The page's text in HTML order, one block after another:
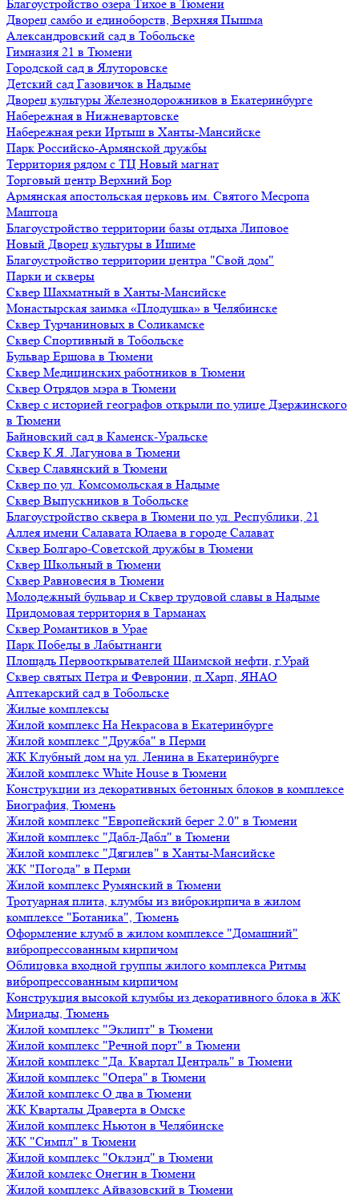
Благоустройство озера Тихое в Тюмени
Дворец самбо и единоборств, Верхняя Пышма
Александровский сад в Тобольске
Гимназия 21 в Тюмени
Городской сад в Ялуторовске
Детский сад Газовичок в Надыме
Дворец культуры Железнодорожников в Екатеринбурге
Набережная в Нижневартовске
Набережная реки Иртыш в Ханты-Мансийске
Парк Российско-Армянской дружбы
Территория рядом с ТЦ Новый магнат
Торговый центр Верхний Бор
Армянская апостольская церковь им. Святого Месропа
Маштоца
Благоустройство территории базы отдыха Липовое
Нoвый Двoрeц культуры в Ишимe
Благоустройство территории центра "Свой дом"
Парки и скверы
Сквер Шахматный в Ханты-Мансийске
Монастырская заимка «Плодушка» в Челябинске
Сквер Турчаниновых в Соликамске
Сквер Спортивный в Тобольске
Бульвар Ершова в Тюмени
Сквер Медицинских работников в Тюмени
Сквер Отрядов мэра в Тюмени
Сквер с историей географов открыли по улице Дзержинского
в Тюмени
Байновский сад в Каменск-Уральске
Сквер К.Я. Лагунова в Тюмени
Сквер Славянский в Тюмени
Сквер по ул. Комсомольская в Надыме
Сквер Выпускников в Тобольске
Благоустройство сквера в Тюмени по ул. Республики, 21
Аллея имени Салавата Юлаева в городе Салават
Сквер Болгаро-Советской дружбы в Тюмени
Сквер Школьный в Тюмени
Сквер Равновесия в Тюмени
Молодежный бульвар и Сквер трудовой славы в Надыме
Придомовая территория в Тарманах
Сквер Романтиков в Урае
Парк Победы в Лабытнанги
Площадь Первооткрывателей Шаимской нефти, г.Урай
Сквер святых Петра и Февронии, п.Харп, ЯНАО
Аптекарский сад в Тобольске
Жилые комплексы
Жилой комплекс На Некрасова в Екатеринбурге
Жилой комплекс "Дружба" в Перми
ЖК Клубный дом на ул. Ленина в Екатеринбурге
Жилой комплекс White House в Тюмени
Конструкции из декоративных бетонных блоков в комплексе
Биография, Тюмень
Жилой комплекс "Европейский берег 2.0" в Тюмени
Жилой комплекс "Дабл-Дабл" в Тюмени
Жилой комплекс "Дягилев" в Ханты-Мансийске
ЖК "Погода" в Перми
Жилой комплекс Румянский в Тюмени
Тротуарная плита, клумбы из виброкирпича в жилом
комплексе "Ботаника", Тюмень
Оформление клумб в жилом комплексе "Домашний"
вибропрессованным кирпичом
Облицовка входной группы жилого комплекса Ритмы
вибропрессованным кирпичом
Конструкция высокой клумбы из декоративного блока в ЖК
Мириады, Тюмень
Жилой комплекс "Эклипт" в Тюмени
Жилой комплекс "Речной порт" в Тюмени
Жилой комплекс "Да. Квартал Централь" в Тюмени
Жилой комплекс "Опера" в Тюмени
Жилой комплекс О два в Тюмени
ЖК Кварталы Драверта в Омске
Жилой комплекс Ньютон в Челябинске
ЖК "Симпл" в Тюмени
Жилой комплекс "Оклэнд" в Тюмени
Жилой комлекс Онегин в Тюмени
Жилой комплекс Айвазовский в Тюмени